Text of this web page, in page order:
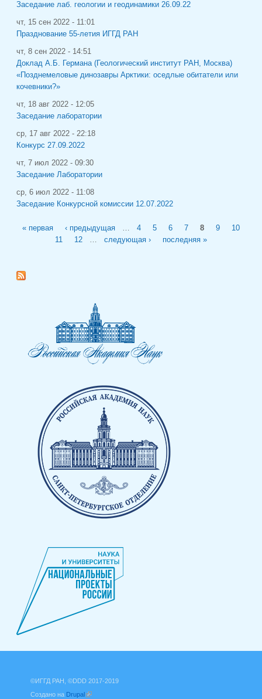
Заседание лаб. геологии и геодинамики 26.09.22
чт, 15 сен 2022 - 11:01
Празднование 55-летия ИГГД РАН
чт, 8 сен 2022 - 14:51
Доклад А.Б. Германа (Геологический институт РАН, Москва)
«Позднемеловые динозавры Арктики: оседлые обитатели или
кочевники?»
чт, 18 авг 2022 - 12:05
Заседание лаборатории
ср, 17 авг 2022 - 22:18
Конкурс 27.09.2022
чт, 7 июл 2022 - 09:30
Заседание Лаборатории
ср, 6 июл 2022 - 11:08
Заседание Конкурсной комиссии 12.07.2022
« первая ‹ предыдущая 4 5 6 7 8 9
10
11
12 следующая › последняя »
©ИГГД РАН, ©DDD 2017-2019
Создано на Drupal